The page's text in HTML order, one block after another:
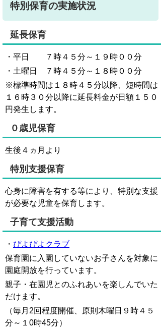
特別保育の実施状況
延長保育
・平日 ７時４５分～１９時００分
・土曜日 ７時４５分～１８時００分
※標準時間は１８時４５分以降、短時間は
１６時３０分以降に延長料金が日額１５０
円発生します。
０歳児保育
生後４ヵ月より
特別支援保育
心身に障害を有する等により、特別な支援
が必要な児童を保育します。
子育て支援活動
・ ぴよぴよクラブ
保育園に入園していないお子さんを対象に
園庭開放を行っています。
親子・在園児とのふれあいを楽しんでいた
だけます。
（毎月2回程度開催、原則木曜日９時４５
分～１0時45分）